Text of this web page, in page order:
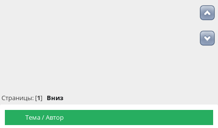
Страницы: [1] Вниз
Тема/Автор